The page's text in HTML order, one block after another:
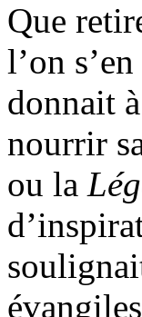
Que
l’on
donnait
nourrir
ou la